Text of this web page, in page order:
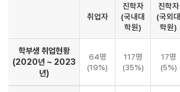
취업자
진학자
(국내대
학원)
진학자
(국외대
학원)
학부생 취업현황
(2020년 ~ 2023
년)
64명
(19%)
117명
(35%)
17명
(5%)